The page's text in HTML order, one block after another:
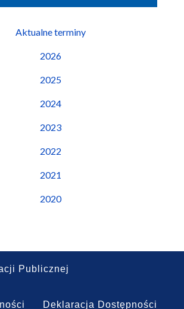
Aktualne terminy
2026
2025
2024
2023
2022
2021
2020
Publicznej
Deklaracja Dostępności